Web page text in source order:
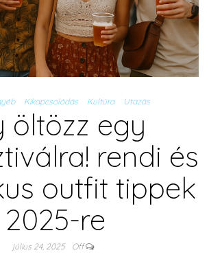
Kikapcsolódás Kultúra Utazás
öltözz egy
rendi és
outfit tippek
2025-re
július 24, 2025 Off